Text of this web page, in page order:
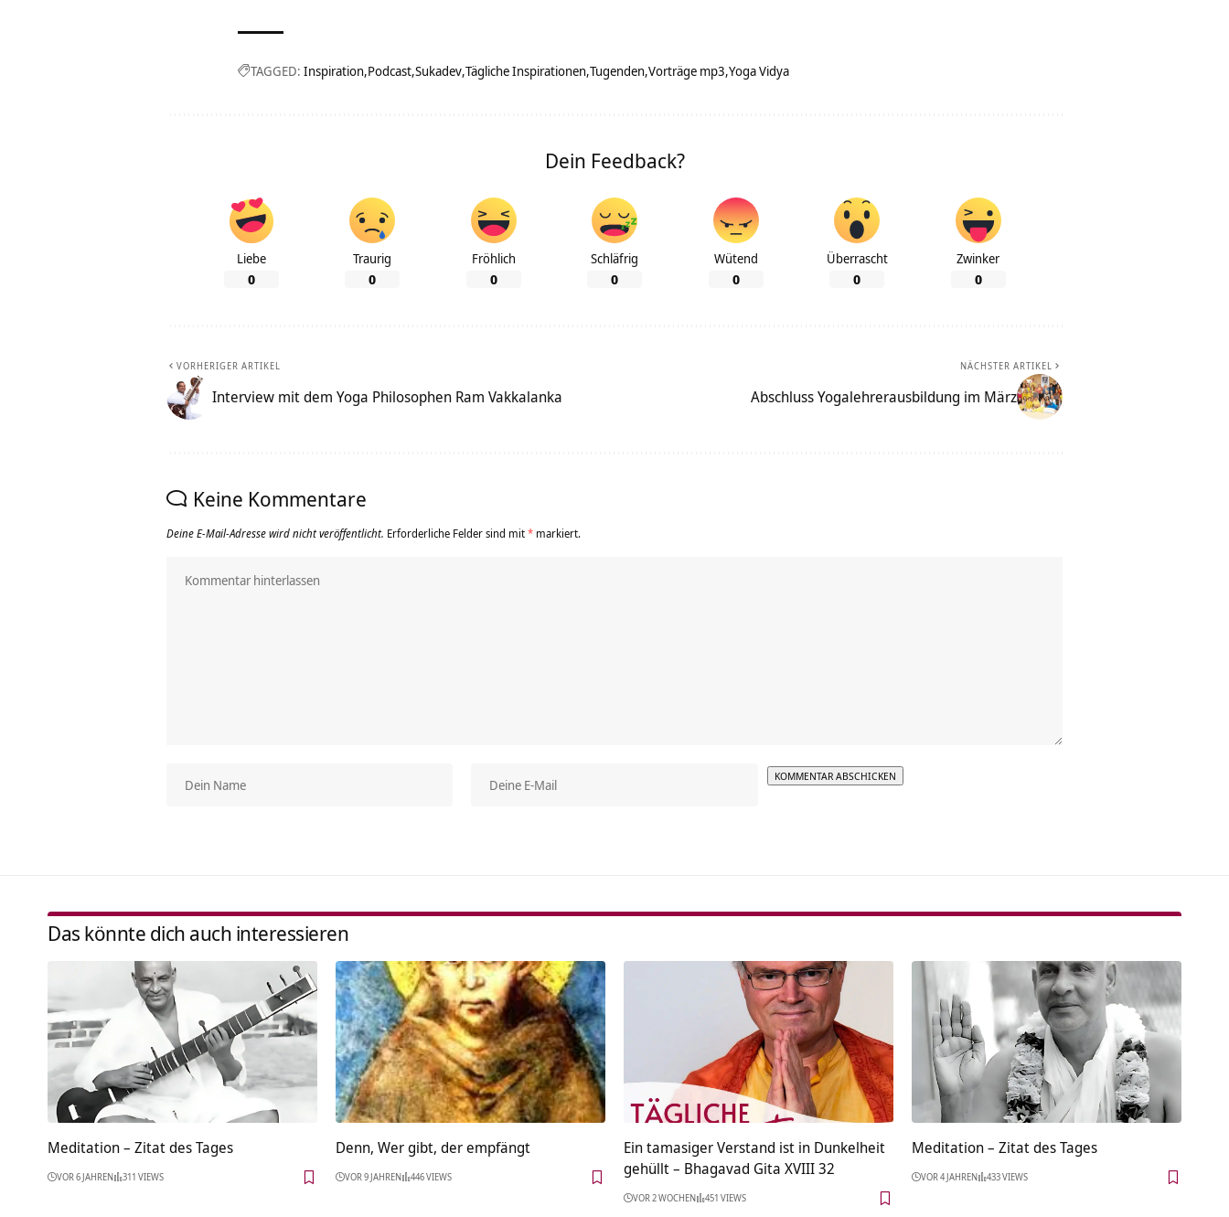
TAGGED: Inspiration Podcast Sukadev Tägliche Inspirationen Tugenden Vorträge mp3 Yoga Vidya
Dein Feedback?
Liebe
0
Traurig
0
Fröhlich
0
Schläfrig
0
Wütend
0
Überrascht
0
Zwinker
0
VORHERIGER ARTIKEL
Interview mit dem Yoga Philosophen Ram Vakkalanka
NÄCHSTER ARTIKEL
Abschluss Yogalehrerausbildung im März
Keine Kommentare
Deine E-Mail-Adresse wird nicht veröffentlicht. Erforderliche Felder sind mit* markiert.
Das könnte dich auch interessieren
Meditation – Zitat des Tages
VOR 6 JAHREN 311 VIEWS
Denn, Wer gibt, der empfängt
VOR 9 JAHREN 446 VIEWS
Ein tamasiger Verstand ist in Dunkelheit
gehüllt – Bhagavad Gita XVIII 32
VOR 2 WOCHEN 451 VIEWS
Meditation – Zitat des Tages
VOR 4 JAHREN 433 VIEWS